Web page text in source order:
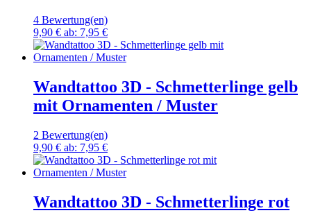
4 Bewertung(en)
9,90 € ab: 7,95 €
Wandtattoo 3D - Schmetterlinge gelb
mit Ornamenten / Muster
2 Bewertung(en)
9,90 € ab: 7,95 €
Wandtattoo 3D - Schmetterlinge rot